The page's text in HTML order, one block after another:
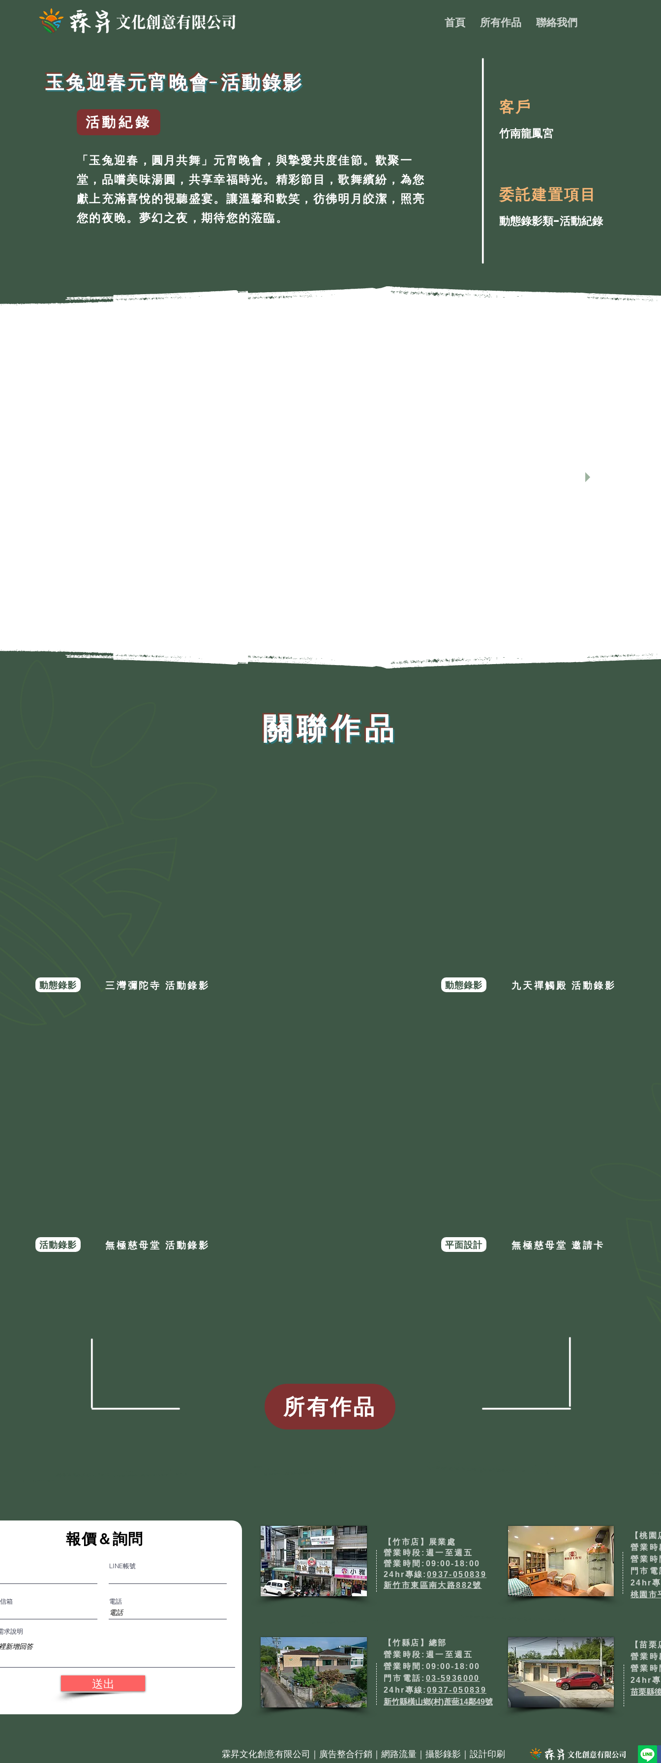
首頁 所有作品 聯絡我們
玉兔迎春元宵晚會-活動錄影
活動紀錄
客戶
竹南龍鳳宮
「玉兔迎春，圓月共舞」元宵晚會，與摯愛共度佳節。歡聚一
堂，品嚐美味湯圓，共享幸福時光。精彩節目，歌舞繽紛，為您
獻上充滿喜悅的視聽盛宴。讓溫馨和歡笑，彷彿明月皎潔，照亮
您的夜晚。夢幻之夜，期待您的蒞臨。
委託建置項目
動態錄影類-活動紀錄
​關聯作品
動態錄影 三灣彌陀寺 活動錄影 動態錄影 九天禪觸殿 活動錄影
活動錄影 無極慈母堂 活動錄影 平面設計 無極慈母堂 邀請卡
所有作品
​報價＆詢問
LINE帳號
箱 電話
求說明
送出
【竹市店】展業處
營業時段:週一至週五
​營業時間: 09:00-18:00
24hr專線: 0937-050839
新竹市東區南大路882號
【桃
營業
營業
門市
24hr
桃園市
【竹縣店】總部
營業時段:週一至週五
​營業時間: 09:00-18:00
門市電話: 03-5936000
24hr專線: 0937-050839
新竹縣橫山鄉(村)蔗蔀14鄰49號
【苗
營業
營業
24hr
苗栗縣
霖昇文化創意有限公司｜廣告整合行銷｜網路流量｜攝影錄影｜設計印刷